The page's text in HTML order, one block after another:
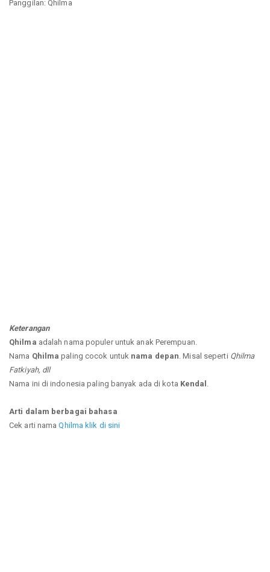
Panggilan: Qhilma
Keterangan
Qhilma adalah nama populer untuk anak Perempuan.
Nama Qhilma paling cocok untuk nama depan . Misal seperti Qhilma
Fatkiyah, dll
Nama ini di indonesia paling banyak ada di kota Kendal
Arti dalam berbagai bahasa
Cek arti namaQhilma klik di sini